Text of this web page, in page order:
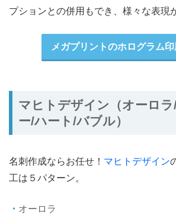
プションとの併用もでき、様々な表現
メガプリントのホログラム
マヒトデザイン（オーロ
ー/ハート/バブル）
名刺作成ならお任せ！ マヒトデザイン
工は５パターン。
オーロラ